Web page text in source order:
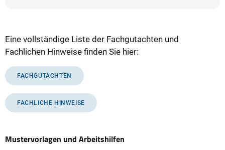
Eine vollständige Liste der Fachgutachten und
Fachlichen Hinweise finden Sie hier:
FACHGUTACHTEN
FACHLICHE HINWEISE
Mustervorlagen und Arbeitshilfen